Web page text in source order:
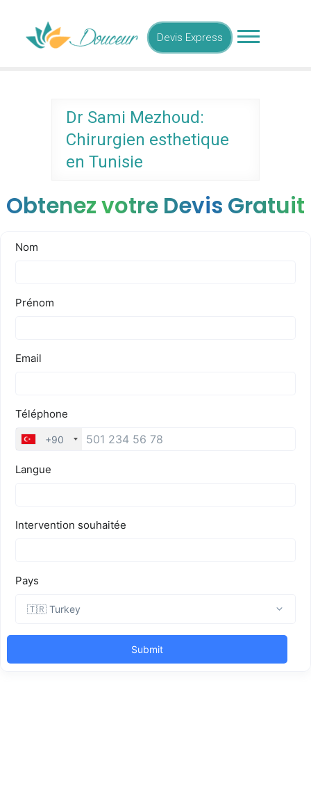
content
Medecine Esthetique
Tunisie
Devis Express
Dr Sami Mezhoud:
Chirurgien esthetique
en Tunisie
Obtenez votre Devis Gratuit